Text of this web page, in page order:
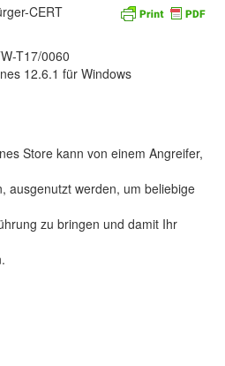
CERT
T17/0060
12.6.1 für Windows
Store kann von einem Angreifer,
ausgenutzt werden, um beliebige
zu bringen und damit Ihr